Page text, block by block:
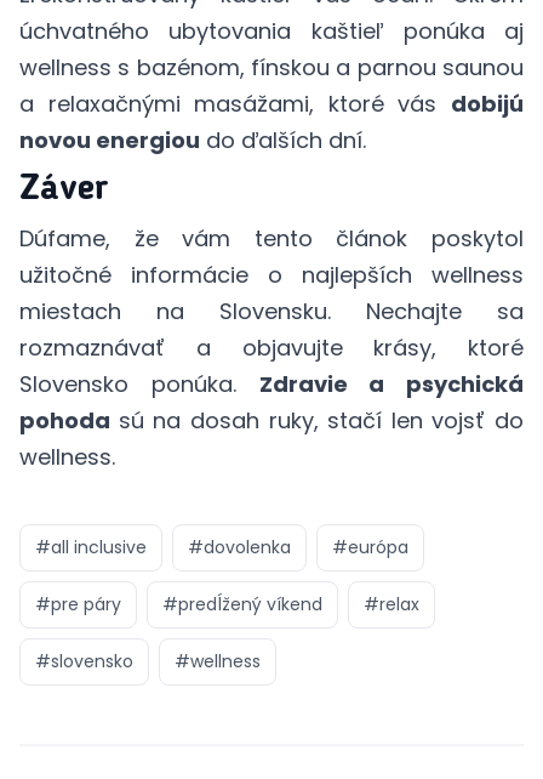
úchvatného ubytovania kaštieľ ponúka aj
wellness s bazénom, fínskou a parnou saunou
a relaxačnými masážami, ktoré vás dobijú
novou energiou do ďalších dní.
Záver
Dúfame, že vám tento článok poskytol
užitočné informácie o najlepších wellness
miestach na Slovensku. Nechajte sa
rozmaznávať a objavujte krásy, ktoré
Slovensko ponúka. Zdravie a psychická
pohoda sú na dosah ruky, stačí len vojsť do
wellness.
#all inclusive #dovolenka #európa
#pre páry #predĺžený víkend #relax
#slovensko #wellness